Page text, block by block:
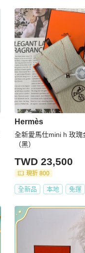
Hermès
全新愛馬仕mini h 玫瑰
（黑）
TWD 23,500
現折 800
全新品 本地 免運